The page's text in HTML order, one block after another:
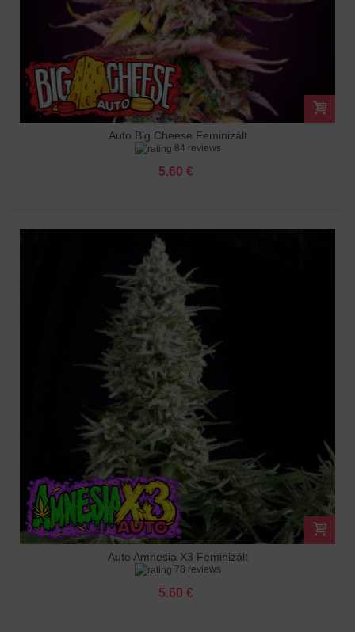
Auto Big Cheese Feminizált
84 reviews
5.60 €
Auto Amnesia X3 Feminizált
78 reviews
5.60 €